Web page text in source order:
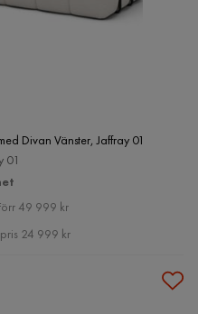
Divan Vänster, Jaffray 01
01
49 999 kr
24 999 kr